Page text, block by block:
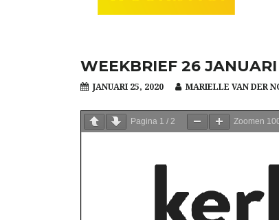
WEEKBRIEF 26
JANUARI 25, 2020 MARIELLE VAN DER
Pagina 1 / 2 Zoomen